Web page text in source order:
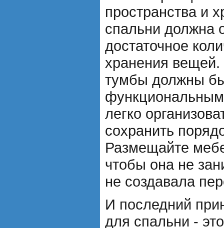
пространства и
спальни должна
достаточное
хранения
тумбы должны
легко
сохранить
Размещайте
чтобы она не
не создавала
И последний
для спальни -